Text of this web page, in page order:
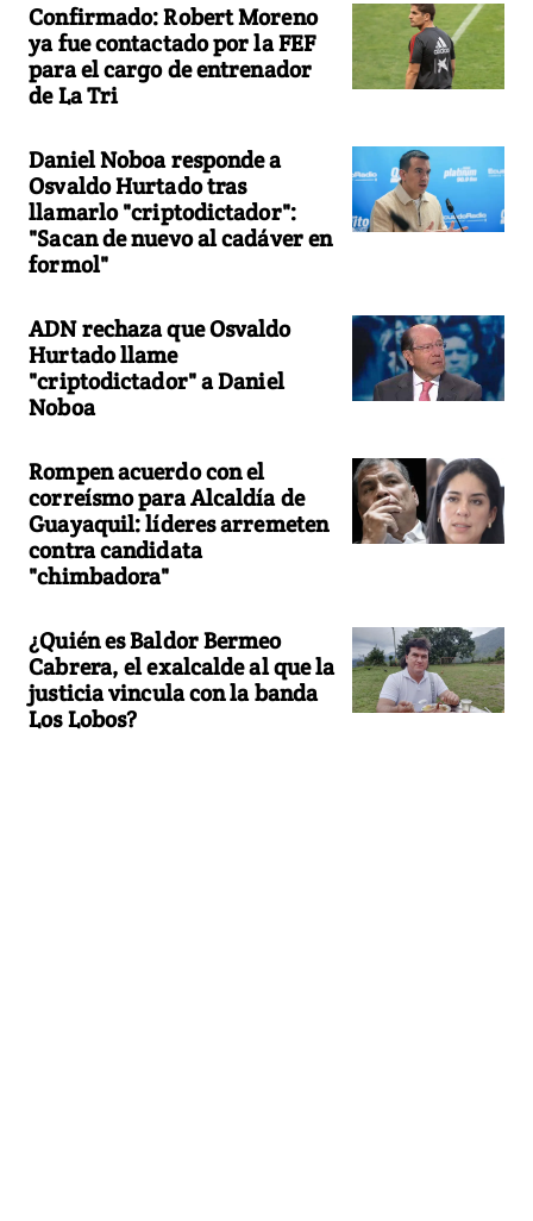
Confirmado: Robert Moreno
ya fue contactado por la FEF
para el cargo de entrenador
de La Tri
Daniel Noboa responde a
Osvaldo Hurtado tras
llamarlo "criptodictador":
"Sacan de nuevo al cadáver en
formol"
ADN rechaza que Osvaldo
Hurtado llame
"criptodictador" a Daniel
Noboa
Rompen acuerdo con el
correísmo para Alcaldía de
Guayaquil: líderes arremeten
contra candidata
"chimbadora"
¿Quién es Baldor Bermeo
Cabrera, el exalcalde al que la
justicia vincula con la banda
Los Lobos?